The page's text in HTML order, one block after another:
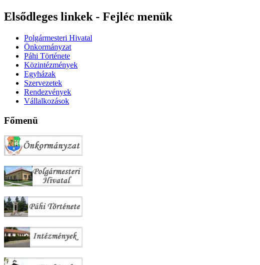
Elsődleges linkek - Fejléc menük
Polgármesteri Hivatal
Önkormányzat
Páhi Története
Közintézmények
Egyházak
Szervezetek
Rendezvények
Vállalkozások
Főmenü